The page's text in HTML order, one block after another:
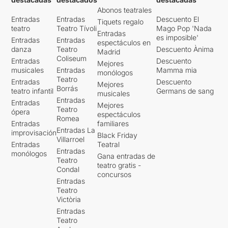
Entradas
teatro
Entradas
danza
Entradas
musicales
Entradas
teatro infantil
Entradas
ópera
Entradas
improvisación
Entradas
monólogos
Entradas
Teatro Tívoli
Entradas
Teatro
Coliseum
Entradas
Teatro
Borrás
Entradas
Teatro
Romea
Entradas La
Villarroel
Entradas
Teatro
Condal
Entradas
Teatro
Victòria
Entradas
Teatro
Abonos teatrales
Tiquets regalo
Entradas
espectáculos en
Madrid
Mejores
monólogos
Mejores
musicales
Mejores
espectáculos
familiares
Black Friday
Teatral
Gana entradas de
teatro gratis -
concursos
Descuento El
Mago Pop 'Nada
es imposible'
Descuento Ànima
Descuento
Mamma mia
Descuento
Germans de sang